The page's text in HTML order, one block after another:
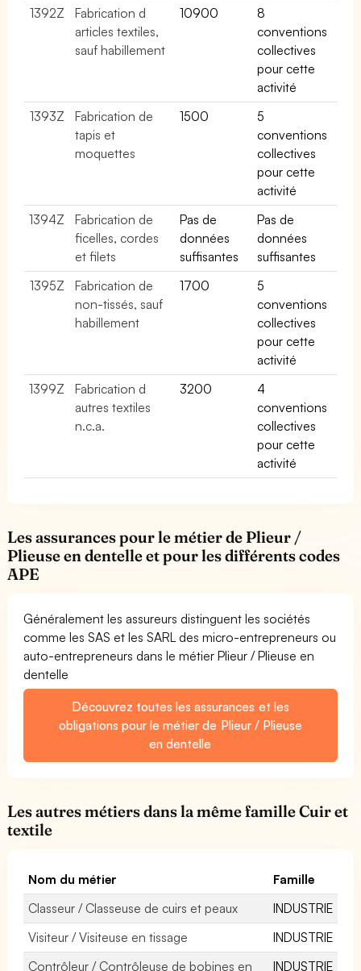
1392Z
Fabrication d
articles textiles,
sauf habillement
10900
8
conventions
collectives
pour cette
activité
1393Z
Fabrication de
tapis et
moquettes
1500
5
conventions
collectives
pour cette
activité
1394Z
Fabrication de
ficelles, cordes
et filets
Pas de
données
suffisantes
Pas de
données
suffisantes
1395Z
Fabrication de
non-tissés, sauf
habillement
1700
5
conventions
collectives
pour cette
activité
1399Z
Fabrication d
autres textiles
n.c.a.
3200
4
conventions
collectives
pour cette
activité
Les assurances pour le métier de Plieur /
Plieuse en dentelle et pour les différents codes
APE
Généralement les assureurs distinguent les sociétés
comme les SAS et les SARL des micro-entrepreneurs ou
auto-entrepreneurs dans le métier Plieur / Plieuse en
dentelle
Découvrez toutes les assurances et les
obligations pour le métier de Plieur / Plieuse
en dentelle
Les autres métiers dans la même famille Cuir et
textile
Nom du métier
Famille
Classeur / Classeuse de cuirs et peaux
INDUSTRIE
Visiteur / Visiteuse en tissage
INDUSTRIE
Contrôleur / Contrôleuse de bobines en
INDUSTRIE